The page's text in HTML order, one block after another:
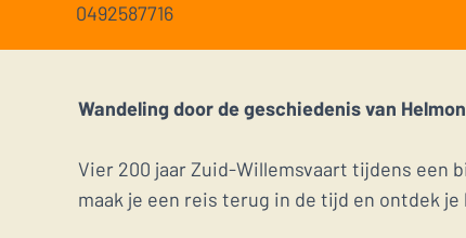
0492587716
Wandeling door de geschiedenis van
Vier 200 jaar Zuid-Willemsvaart tijdens een
maak je een reis terug in de tijd en ontdek